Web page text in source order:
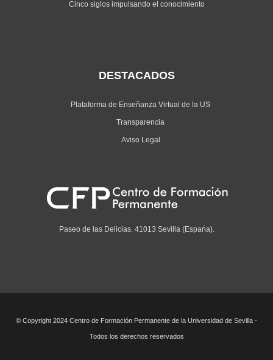
Cinco siglos impulsando el conocimiento
DESTACADOS
Plataforma de Enseñanza Virtual de la US
Transparencia
Aviso Legal
Paseo de las Delicias. 41013 Sevilla (Espańa).
© Copyright 2024 Centro de Formación Permanente de la Universidad de Sevilla -
Todos los derechos reservados